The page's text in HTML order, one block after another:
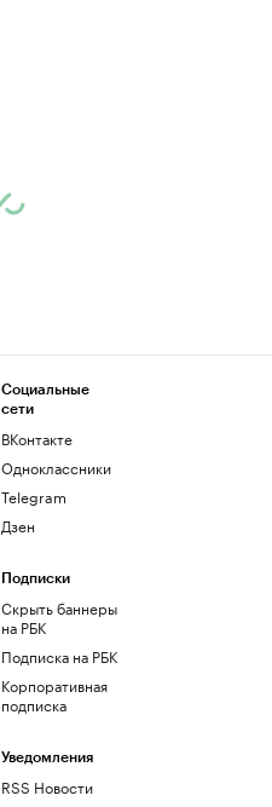
Социальные
сети
ВКонтакте
Одноклассники
Telegram
Дзен
Подписки
Скрыть баннеры
на РБК
Подписка на РБК
Корпоративная
подписка
Уведомления
RSS Новости